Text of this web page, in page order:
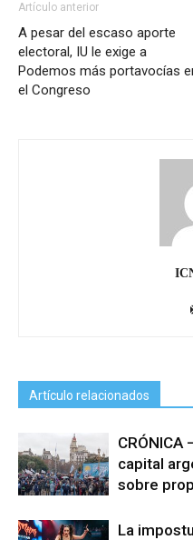
Artículo anterior
A pesar del escaso aporte
electoral, IU le exige a
Podemos más portavocías
el Congreso
Artículo relacionados
CRÓNICA
capital
sobre
La